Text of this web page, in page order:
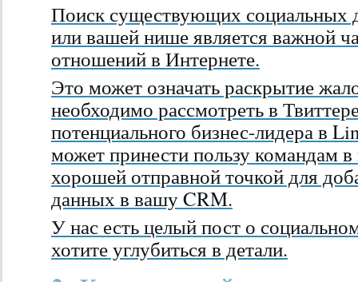
Поиск существующих социальных
или вашей нише является важной
отношений в Интернете.
Это может означать раскрытие
необходимо рассмотреть в
потенциального бизнес-лидера в
может принести пользу командам
хорошей отправной точкой для
данных в вашу CRM.
У нас есть целый пост о
хотите углубиться в детали.